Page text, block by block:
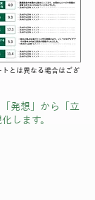
とは異なる場合はござ
「発想」から「立
します。